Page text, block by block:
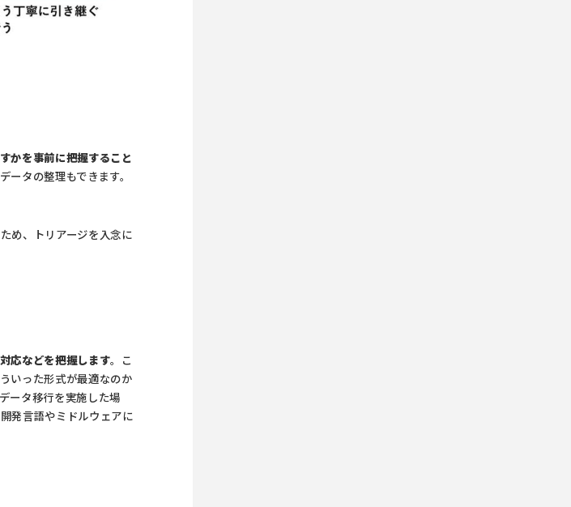
かを事前に把握すること
タの整理もできます。
め、トリアージを入念に
応などを把握します。こ
いった形式が最適なのか
ータ移行を実施した場
発言語やミドルウェアに